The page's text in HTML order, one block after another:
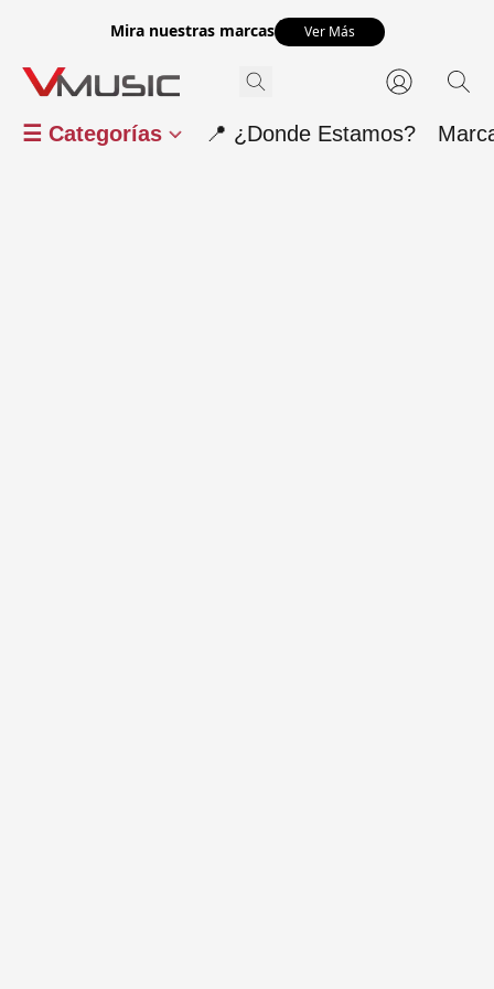
Mira nuestras marcas Ver Más
☰ Categorías 📍 ¿Donde Estamos?